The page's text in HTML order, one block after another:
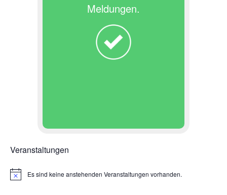
Meldungen.
Veranstaltungen
H
Es sind keine anstehenden Veranstaltungen vorhanden.